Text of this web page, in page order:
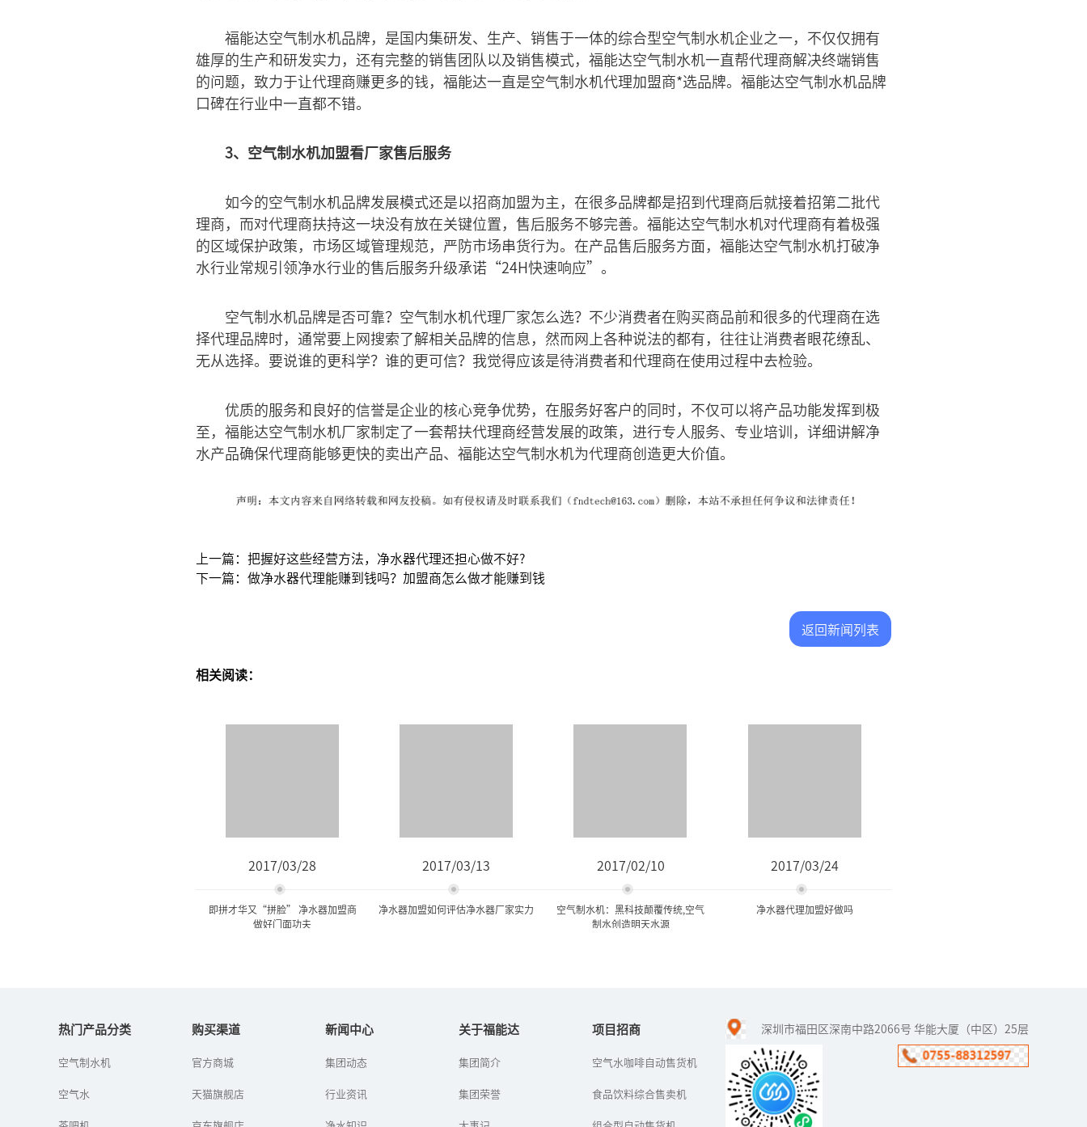
福能达空气制水机品牌，是国内集研发、生产、销售于一体的综合型空气制水机企业之一，不仅仅拥有
雄厚的生产和研发实力，还有完整的销售团队以及销售模式，福能达空气制水机一直帮代理商解决终端销售
的问题，致力于让代理商赚更多的钱，福能达一直是空气制水机代理加盟商*选品牌。福能达空气制水机品牌
口碑在行业中一直都不错。
3、空气制水机加盟看厂家售后服务
如今的空气制水机品牌发展模式还是以招商加盟为主，在很多品牌都是招到代理商后就接着招第二批代
理商，而对代理商扶持这一块没有放在关键位置，售后服务不够完善。福能达空气制水机对代理商有着极强
的区域保护政策，市场区域管理规范，严防市场串货行为。在产品售后服务方面，福能达空气制水机打破净
水行业常规引领净水行业的售后服务升级承诺“24H快速响应”。
空气制水机品牌是否可靠？空气制水机代理厂家怎么选？不少消费者在购买商品前和很多的代理商在选
择代理品牌时，通常要上网搜索了解相关品牌的信息，然而网上各种说法的都有，往往让消费者眼花缭乱、
无从选择。要说谁的更科学？谁的更可信？我觉得应该是待消费者和代理商在使用过程中去检验。
优质的服务和良好的信誉是企业的核心竞争优势，在服务好客户的同时，不仅可以将产品功能发挥到极
至，福能达空气制水机厂家制定了一套帮扶代理商经营发展的政策，进行专人服务、专业培训，详细讲解净
水产品确保代理商能够更快的卖出产品、福能达空气制水机为代理商创造更大价值。
上一篇：把握好这些经营方法，净水器代理还担心做不好?
下一篇：做净水器代理能赚到钱吗？加盟商怎么做才能赚到钱
返回新闻列表
相关阅读：
2017/03/28
即拼才华又“拼脸” 净水器加盟商
做好门面功夫
在拼脸的时代，我们既要
好的做好净水器的销售。
2017/03/13
净水器加盟如何评估净水器厂家实力
很多被丰厚的净水利润以
的吸引投资者在选择净水
2017/02/10
空气制水机：黑科技颠覆传统,空气
制水创造明天水源
空气制水机也叫空气造水
福能达空气与水科技发展
2017/03/24
净水器代理加盟好做吗
净水器行业从落地到中国
开始，一直以骄人的姿态
前进着，这些年来也取得
了相当大的成绩。但随着
净水器市场的竞争不断激
热门产品分类
空气制水机
空气水
购买渠道
官方商城
天猫旗舰店
新闻中心
集团动态
行业资讯
关于福能达
集团简介
集团荣誉
项目招商
空气水咖啡自动售货机
食品饮料综合售卖机
深圳市福田区深南中路2066号 华能大厦（中区）25层